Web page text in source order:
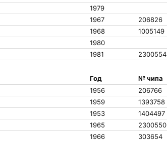
1979
1967
206826
1968
1005149
1980
1981 2300554
Год
№ чипа
1956
206766
1959
1393758
1953
1404497
1965
2300550
1966
303654